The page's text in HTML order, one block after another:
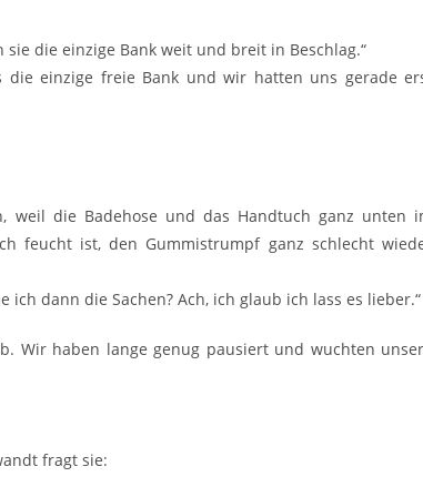
die einzige Bank weit und breit in Beschlag.“
einzige freie Bank und wir hatten uns gerade
weil die Badehose und das Handtuch ganz unten
feucht ist, den Gummistrumpf ganz schlecht
dann die Sachen? Ach, ich glaub ich lass es lieber.“
Wir haben lange genug pausiert und wuchten
fragt sie: